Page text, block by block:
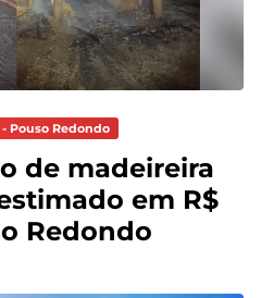
Pouso Redondo
de madeireira
em R$
Redondo